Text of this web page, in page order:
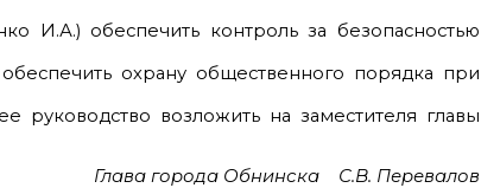
И.А.) обеспечить контроль за безопасностью
охрану общественного порядка при
возложить на заместителя главы
Глава города Обнинска С.В. Перевалов